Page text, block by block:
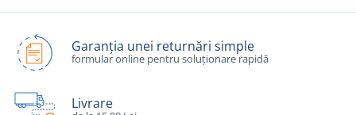
Garanția unei returnări simple
formular online pentru soluționare rapidă
Livrare